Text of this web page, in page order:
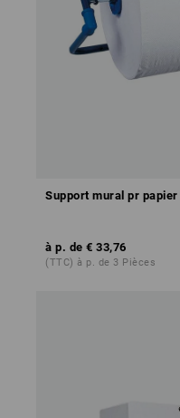
Support mural pr
à p. de € 33,76
(TTC) à p. de 3 Pièces